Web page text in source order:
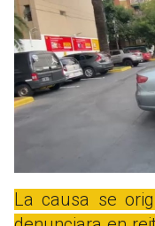
La causa se